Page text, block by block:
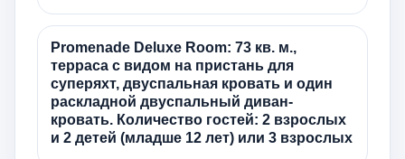
Promenade Deluxe Room: 73 кв. м.,
терраса с видом на пристань для
суперяхт, двуспальная кровать и один
раскладной двуспальный диван-
кровать. Количество гостей: 2 взрослых
и 2 детей (младше 12 лет) или 3 взрослых